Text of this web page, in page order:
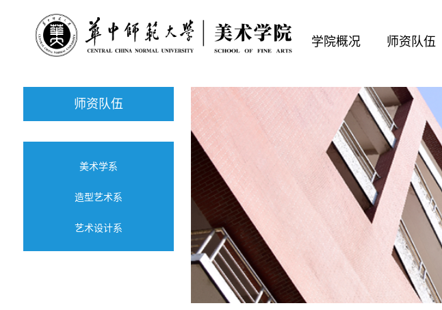
学院概况 师资队伍
师资队伍
美术学系
造型艺术系
艺术设计系